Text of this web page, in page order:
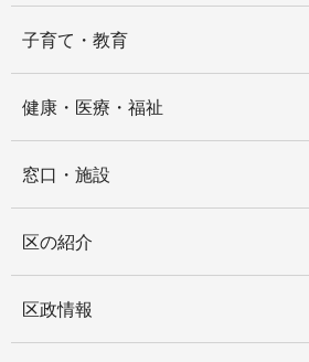
子育て・教育
健康・医療・福祉
窓口・施設
区の紹介
区政情報